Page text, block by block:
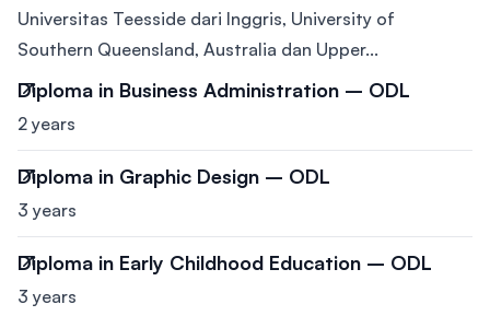
Universitas Teesside dari Inggris, University of
Southern Queensland, Australia dan Upper...
Diploma in Business Administration – ODL
2 years
Diploma in Graphic Design – ODL
3 years
Diploma in Early Childhood Education – ODL
3 years